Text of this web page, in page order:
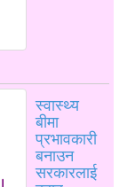
स्वास्थ्य
बीमा
प्रभावकारी
बनाउन
सरकारलाई